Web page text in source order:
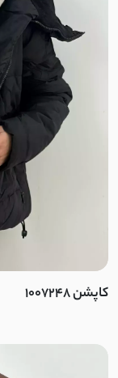
طلقی
دو نخ
میکرو
هرمس
مازراتی کجراه
کرپ بزیاق
کاپشن 1007248